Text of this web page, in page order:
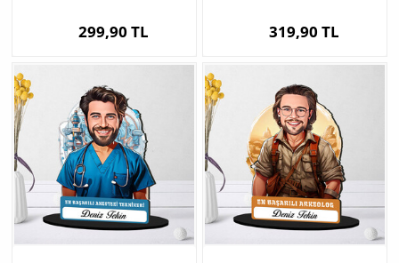
299,90 TL 319,90 TL